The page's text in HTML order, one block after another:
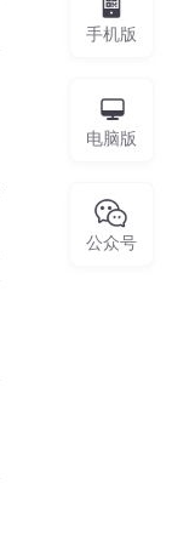
手机版
电脑版
公众号